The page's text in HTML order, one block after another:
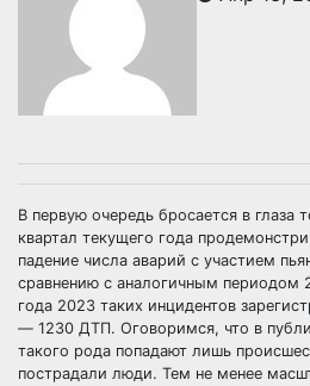
В первую очередь бросается в глаза
квартал текущего года
падение числа аварий с участием
сравнению с аналогичным периодом
года 2023 таких инцидентов
— 1230 ДТП. Оговоримся, что в
такого рода попадают лишь
пострадали люди. Тем не менее